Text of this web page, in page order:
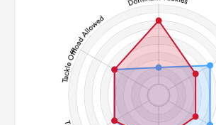
Carries
Kicks
Post Contact Meters